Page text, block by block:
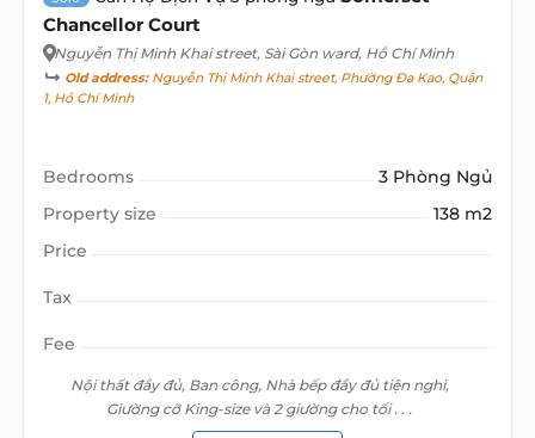
Chancellor Court
Nguyễn Thị Minh Khai street, Sài Gòn ward, Hồ Chí Minh
Old address:Nguyễn Thị Minh Khai street, Phường Đa Kao, Quận
1, Hồ Chí Minh
Bedrooms
3 Phòng Ngủ
Property size
138 m2
Price
Tax
Fee
Nội thất đầy đủ, Ban công, Nhà bếp đầy đủ tiện nghi,
Giường cỡ King-size và 2 giường cho tối . . .